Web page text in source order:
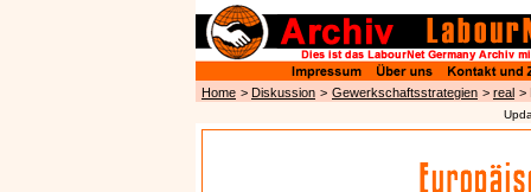
Home > Diskussion > Gewerkschaftsstrategien > real >